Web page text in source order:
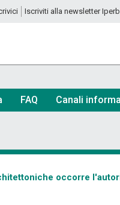
Iscriviti alla newsletter
FAQ Canali
occorre